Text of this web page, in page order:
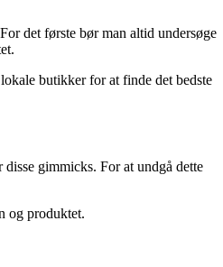
det første bør man altid undersøge
butikker for at finde det bedste
gimmicks. For at undgå dette
og produktet.